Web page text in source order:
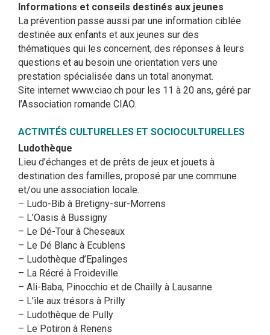
Informations et conseils destinés aux jeunes
La prévention passe aussi par une information ciblée
destinée aux enfants et aux jeunes sur des
thématiques qui les concernent, des réponses à leurs
questions et au besoin une orientation vers une
prestation spécialisée dans un total anonymat.
Site internet www.ciao.ch pour les 11 à 20 ans, géré par
l’Association romande CIAO.
ACTIVITÉS CULTURELLES ET SOCIOCULTURELLES
Ludothèque
Lieu d’échanges et de prêts de jeux et jouets à
destination des familles, proposé par une commune
et/ou une association locale.
– Ludo-Bib à Bretigny-sur-Morrens
– L’Oasis à Bussigny
– Le Dé-Tour à Cheseaux
– Le Dé Blanc à Ecublens
– Ludothèque d’Epalinges
– La Récré à Froideville
– Ali-Baba, Pinocchio et de Chailly à Lausanne
– L’ìle aux trésors à Prilly
– Ludothèque de Pully
– Le Potiron à Renens